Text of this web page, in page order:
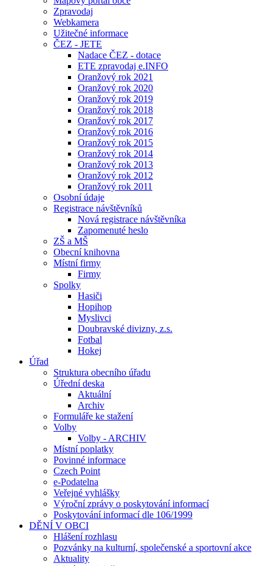
Zpravodaj
Webkamera
Užitečné informace
ČEZ - JETE
Nadace ČEZ - dotace
ETE zpravodaj e.INFO
Oranžový rok 2021
Oranžový rok 2020
Oranžový rok 2019
Oranžový rok 2018
Oranžový rok 2017
Oranžový rok 2016
Oranžový rok 2015
Oranžový rok 2014
Oranžový rok 2013
Oranžový rok 2012
Oranžový rok 2011
Osobní údaje
Registrace návštěvníků
Nová registrace návštěvníka
Zapomenuté heslo
ZŠ a MŠ
Obecní knihovna
Místní firmy
Firmy
Spolky
Hasiči
Hopihop
Myslivci
Doubravské divizny, z.s.
Fotbal
Hokej
Úřad
Struktura obecního úřadu
Úřední deska
Aktuální
Archiv
Formuláře ke stažení
Volby
Volby - ARCHIV
Místní poplatky
Povinné informace
Czech Point
e-Podatelna
Veřejné vyhlášky
Výroční zprávy o poskytování informací
Poskytování informací dle 106/1999
DĚNÍ V OBCI
Hlášení rozhlasu
Pozvánky na kulturní, společenské a sportovní akce
Aktuality